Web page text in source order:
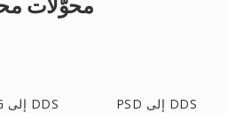
JPG إلى DDS PSD إلى DDS